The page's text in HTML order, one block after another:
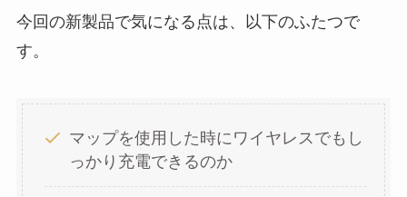
今回の新製品で気になる点は、以下のふたつで
す。
マップを使用した時にワイヤレスでもし
っかり充電できるのか